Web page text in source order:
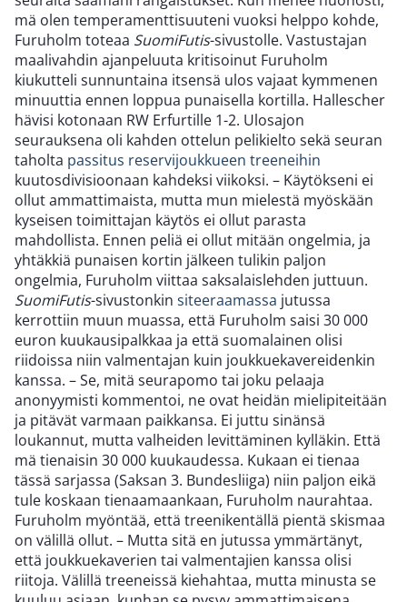
mä olen temperamenttisuuteni vuoksi helppo kohde,
Furuholm toteaa SuomiFutis-sivustolle. Vastustajan
maalivahdin ajanpeluuta kritisoinut Furuholm
kiukutteli sunnuntaina itsensä ulos vajaat kymmenen
minuuttia ennen loppua punaisella kortilla. Hallescher
hävisi kotonaan RW Erfurtille 1-2. Ulosajon
seurauksena oli kahden ottelun pelikielto sekä seuran
taholta passitus reservijoukkueen treeneihin
kuutosdivisioonaan kahdeksi viikoksi. – Käytökseni ei
ollut ammattimaista, mutta mun mielestä myöskään
kyseisen toimittajan käytös ei ollut parasta
mahdollista. Ennen peliä ei ollut mitään ongelmia, ja
yhtäkkiä punaisen kortin jälkeen tulikin paljon
ongelmia, Furuholm viittaa saksalaislehden juttuun.
SuomiFutis-sivustonkin siteeraamassa jutussa
kerrottiin muun muassa, että Furuholm saisi 30 000
euron kuukausipalkkaa ja että suomalainen olisi
riidoissa niin valmentajan kuin joukkuekavereidenkin
kanssa. – Se, mitä seurapomo tai joku pelaaja
anonyymisti kommentoi, ne ovat heidän mielipiteitään
ja pitävät varmaan paikkansa. Ei juttu sinänsä
loukannut, mutta valheiden levittäminen kylläkin. Että
mä tienaisin 30 000 kuukaudessa. Kukaan ei tienaa
tässä sarjassa (Saksan 3. Bundesliiga) niin paljon eikä
tule koskaan tienaamaankaan, Furuholm naurahtaa.
Furuholm myöntää, että treenikentällä pientä skismaa
on välillä ollut. – Mutta sitä en jutussa ymmärtänyt,
että joukkuekaverien tai valmentajien kanssa olisi
riitoja. Välillä treeneissä kiehahtaa, mutta minusta se